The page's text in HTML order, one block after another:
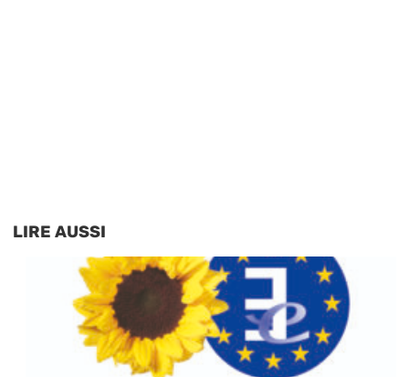
LIRE AUSSI